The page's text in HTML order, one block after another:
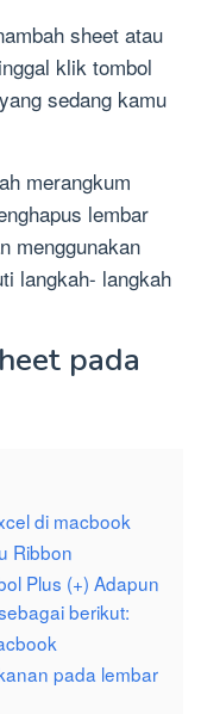
sheet atau
klik tombol
yang sedang kamu
merangkum
lembar
menggunakan
langkah- langkah
pada
di macbook
Ribbon
Plus (+) Adapun
berikut:
pada lembar